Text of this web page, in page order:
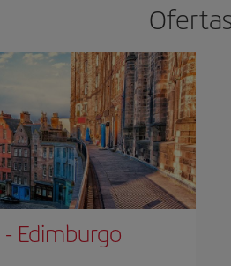
- Edimburgo